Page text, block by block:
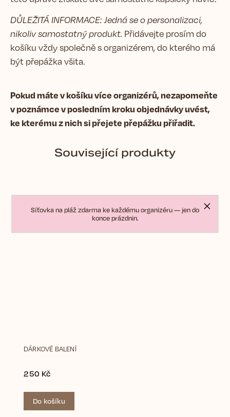
Síťovka na pláž zdarma ke každému organizéru — jen do
konce prázdnin.
DŮLEŽITÁ INFORMACE: Jedná se o personalizaci,
nikoliv samostatný produkt. Přidávejte prosím do
košíku vždy společně s organizérem, do kterého má
být přepážka všita.
Pokud máte v košíku více organizérů, nezapomeňte
v poznámce v posledním kroku objednávky uvést,
ke kterému z nich si přejete přepážku přiřadit.
Související produkty
DÁRKOVÉ BALENÍ
250 Kč
Do košíku